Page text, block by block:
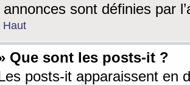
annonces sont définies par
Haut
Que sont les posts-it ?
posts-it apparaissent en